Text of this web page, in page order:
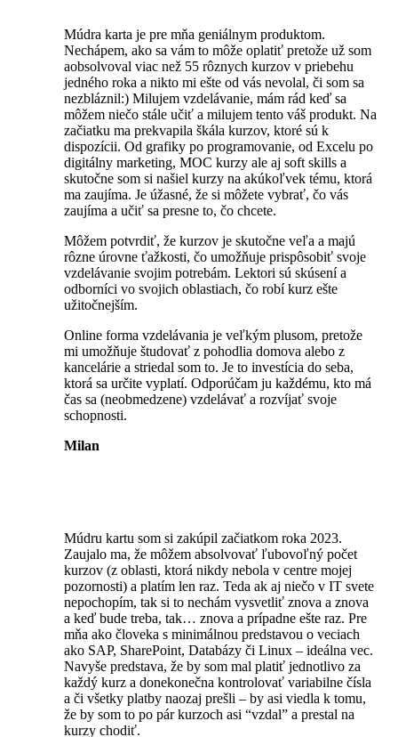
Múdra karta je pre mňa geniálnym produktom.
Nechápem, ako sa vám to môže oplatiť pretože už som
aobsolvoval viac než 55 rôznych kurzov v priebehu
jedného roka a nikto mi ešte od vás nevolal, či som sa
nezbláznil:) Milujem vzdelávanie, mám rád keď sa
môžem niečo stále učiť a milujem tento váš produkt. Na
začiatku ma prekvapila škála kurzov, ktoré sú k
dispozícii. Od grafiky po programovanie, od Excelu po
digitálny marketing, MOC kurzy ale aj soft skills a
skutočne som si našiel kurzy na akúkoľvek tému, ktorá
ma zaujíma. Je úžasné, že si môžete vybrať, čo vás
zaujíma a učiť sa presne to, čo chcete.
Môžem potvrdiť, že kurzov je skutočne veľa a majú
rôzne úrovne ťažkosti, čo umožňuje prispôsobiť svoje
vzdelávanie svojim potrebám. Lektori sú skúsení a
odborníci vo svojich oblastiach, čo robí kurz ešte
užitočnejším.
Online forma vzdelávania je veľkým plusom, pretože
mi umožňuje študovať z pohodlia domova alebo z
kancelárie a striedal som to. Je to investícia do seba,
ktorá sa určite vyplatí. Odporúčam ju každému, kto má
čas sa (neobmedzene) vzdelávať a rozvíjať svoje
schopnosti.
Milan
Múdru kartu som si zakúpil začiatkom roka 2023.
Zaujalo ma, že môžem absolvovať ľubovoľný počet
kurzov (z oblasti, ktorá nikdy nebola v centre mojej
pozornosti) a platím len raz. Teda ak aj niečo v IT svete
nepochopím, tak si to nechám vysvetliť znova a znova
a keď bude treba, tak… znova a prípadne ešte raz. Pre
mňa ako človeka s minimálnou predstavou o veciach
ako SAP, SharePoint, Databázy či Linux – ideálna vec.
Navyše predstava, že by som mal platiť jednotlivo za
každý kurz a donekonečna kontrolovať variabilne čísla
a či všetky platby naozaj prešli – by asi viedla k tomu,
že by som to po pár kurzoch asi “vzdal” a prestal na
kurzy chodiť.